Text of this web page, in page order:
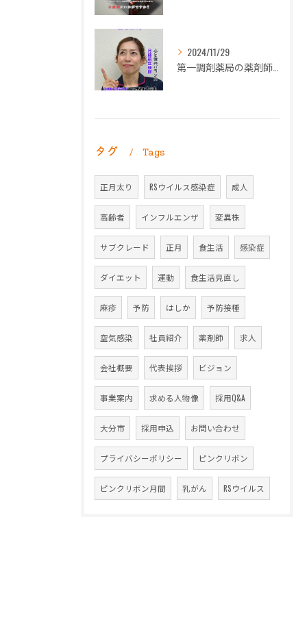
2024/11/29
第一調剤薬局の薬剤師長岡朋子が「生理痛」について解説します。
タグ Tags
正月太り RSウイルス感染症 成人
高齢者 インフルエンザ 変異株
サブクレード 正月 食生活 感染症
ダイエット 運動 食生活見直し
麻疹 予防 はしか 予防接種
空気感染 社員紹介 薬剤師 求人
会社概要 代表挨拶 ビジョン
事業案内 求める人物像 採用Q&A
大分市 採用申込 お問い合わせ
プライバシーポリシー ピンクリボン
ピンクリボン月間 乳がん RSウイルス